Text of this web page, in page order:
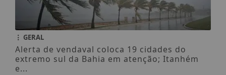
GERAL
Alerta de vendaval coloca 19 cidades do
extremo sul da Bahia em atenção; Itanhém
e...